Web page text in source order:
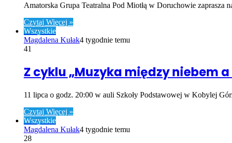
Amatorska Grupa Teatralna Pod Miotłą w Doruchowie
Czytaj Więcej »
Wszystkie
Magdalena Kułak4 tygodnie temu
41
Z cyklu „Muzyka między niebem
11 lipca o godz. 20:00 w auli Szkoły Podstawowej w Kobylej
Czytaj Więcej »
Wszystkie
Magdalena Kułak4 tygodnie temu
28